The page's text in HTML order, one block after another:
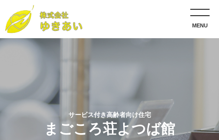
MENU
サービス付き高齢者向け住宅
まごころ荘よつば館